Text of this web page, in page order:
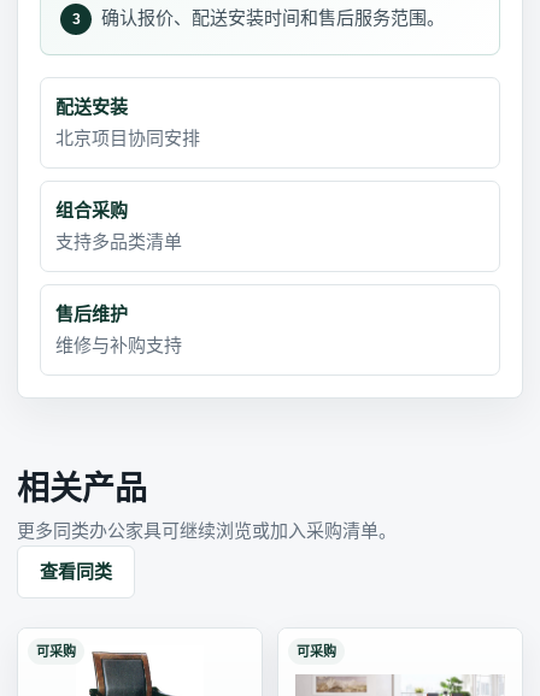
3 确认报价、配送安装时间和售后服务范围。
配送安装
北京项目协同安排
组合采购
支持多品类清单
售后维护
维修与补购支持
相关产品
更多同类办公家具可继续浏览或加入采购清单。
查看同类
可采购 可采购